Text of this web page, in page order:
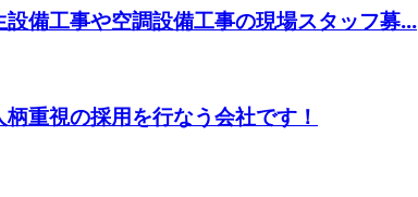
設備工事や空調設備工事の現場スタッフ募...
柄重視の採用を行なう会社です！